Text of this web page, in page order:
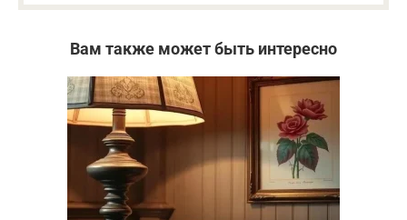
Вам также может быть интересно